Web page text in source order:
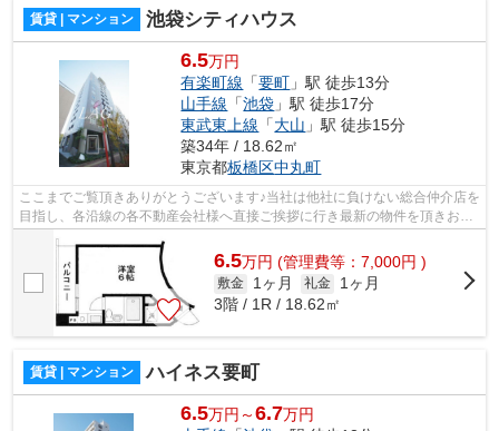
賃貸 | マンション 池袋シティハウス
6.5万円
有楽町線 「要町 」駅 徒歩13分
山手線 「池袋 」駅 徒歩17分
東武東上線 「大山 」駅 徒歩15分
築34年 / 18.62㎡
東京都板橋区中丸町
ここまでご覧頂きありがとうございます♪当社は他社に負けない総合仲介店を
目指し、各沿線の各不動産会社様へ直接ご挨拶に行き最新の物件を頂きお客
様へ提供しております！最新の情報は...
6.5万円 (管理費等：7,000円 )
敷金 1ヶ月 礼金
1ヶ月
3階 / 1R / 18.62㎡
賃貸 | マンション ハイネス要町
6.5万円～6.7万円